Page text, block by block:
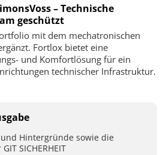
– Technische
geschützt
mit dem mechatronischen
Fortlox bietet eine
und Komfortlösung für ein
technischer Infrastruktur.
Hintergründe sowie die
SICHERHEIT